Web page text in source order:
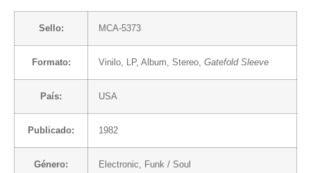
Sello: MCA-5373
Formato: Vinilo, LP, Album, Stereo, Gatefold Sleeve
País: USA
Publicado: 1982
Género: Electronic, Funk / Soul